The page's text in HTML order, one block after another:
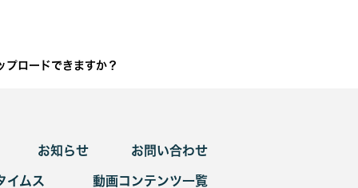
プロードできますか？
お知らせ お問い合わせ
イムス 動画コンテンツ一覧